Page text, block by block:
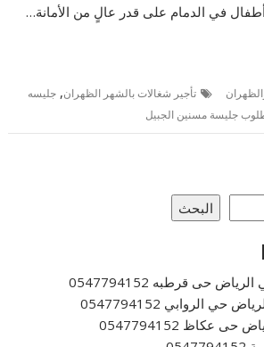
في الدمام على قدر عالٍ من الأمانة…
تأجير شغالات بالشهر الظهران,جليسه
جليسة مسنين الجبيل
البحث
حى قرطبه 0547794152
الروابي 0547794152
0547794152